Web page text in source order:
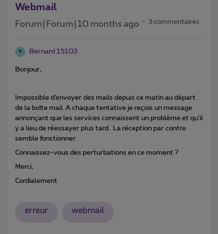
Webmail
Forum|Forum|10 months ago 3 commentaires
B Bernard 15103
Bonjour,
Impossible d’envoyer des mails depuis ce matin au départ
de la boîte mail. A chaque tentative je reçois un message
annonçant que les services connaissent un problème et qu’il
y a lieu de réessayer plus tard. La réception par contre
semble fonctionner.
Connaissez-vous des perturbations en ce moment ?
Merci,
Cordialement
erreur webmail